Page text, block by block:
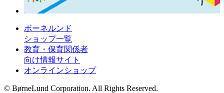
ボーネルンド
ショップ一覧
教育・保育関係者
向け情報サイト
オンラインショップ
© BørneLund Corporation. All Rights Reserved.